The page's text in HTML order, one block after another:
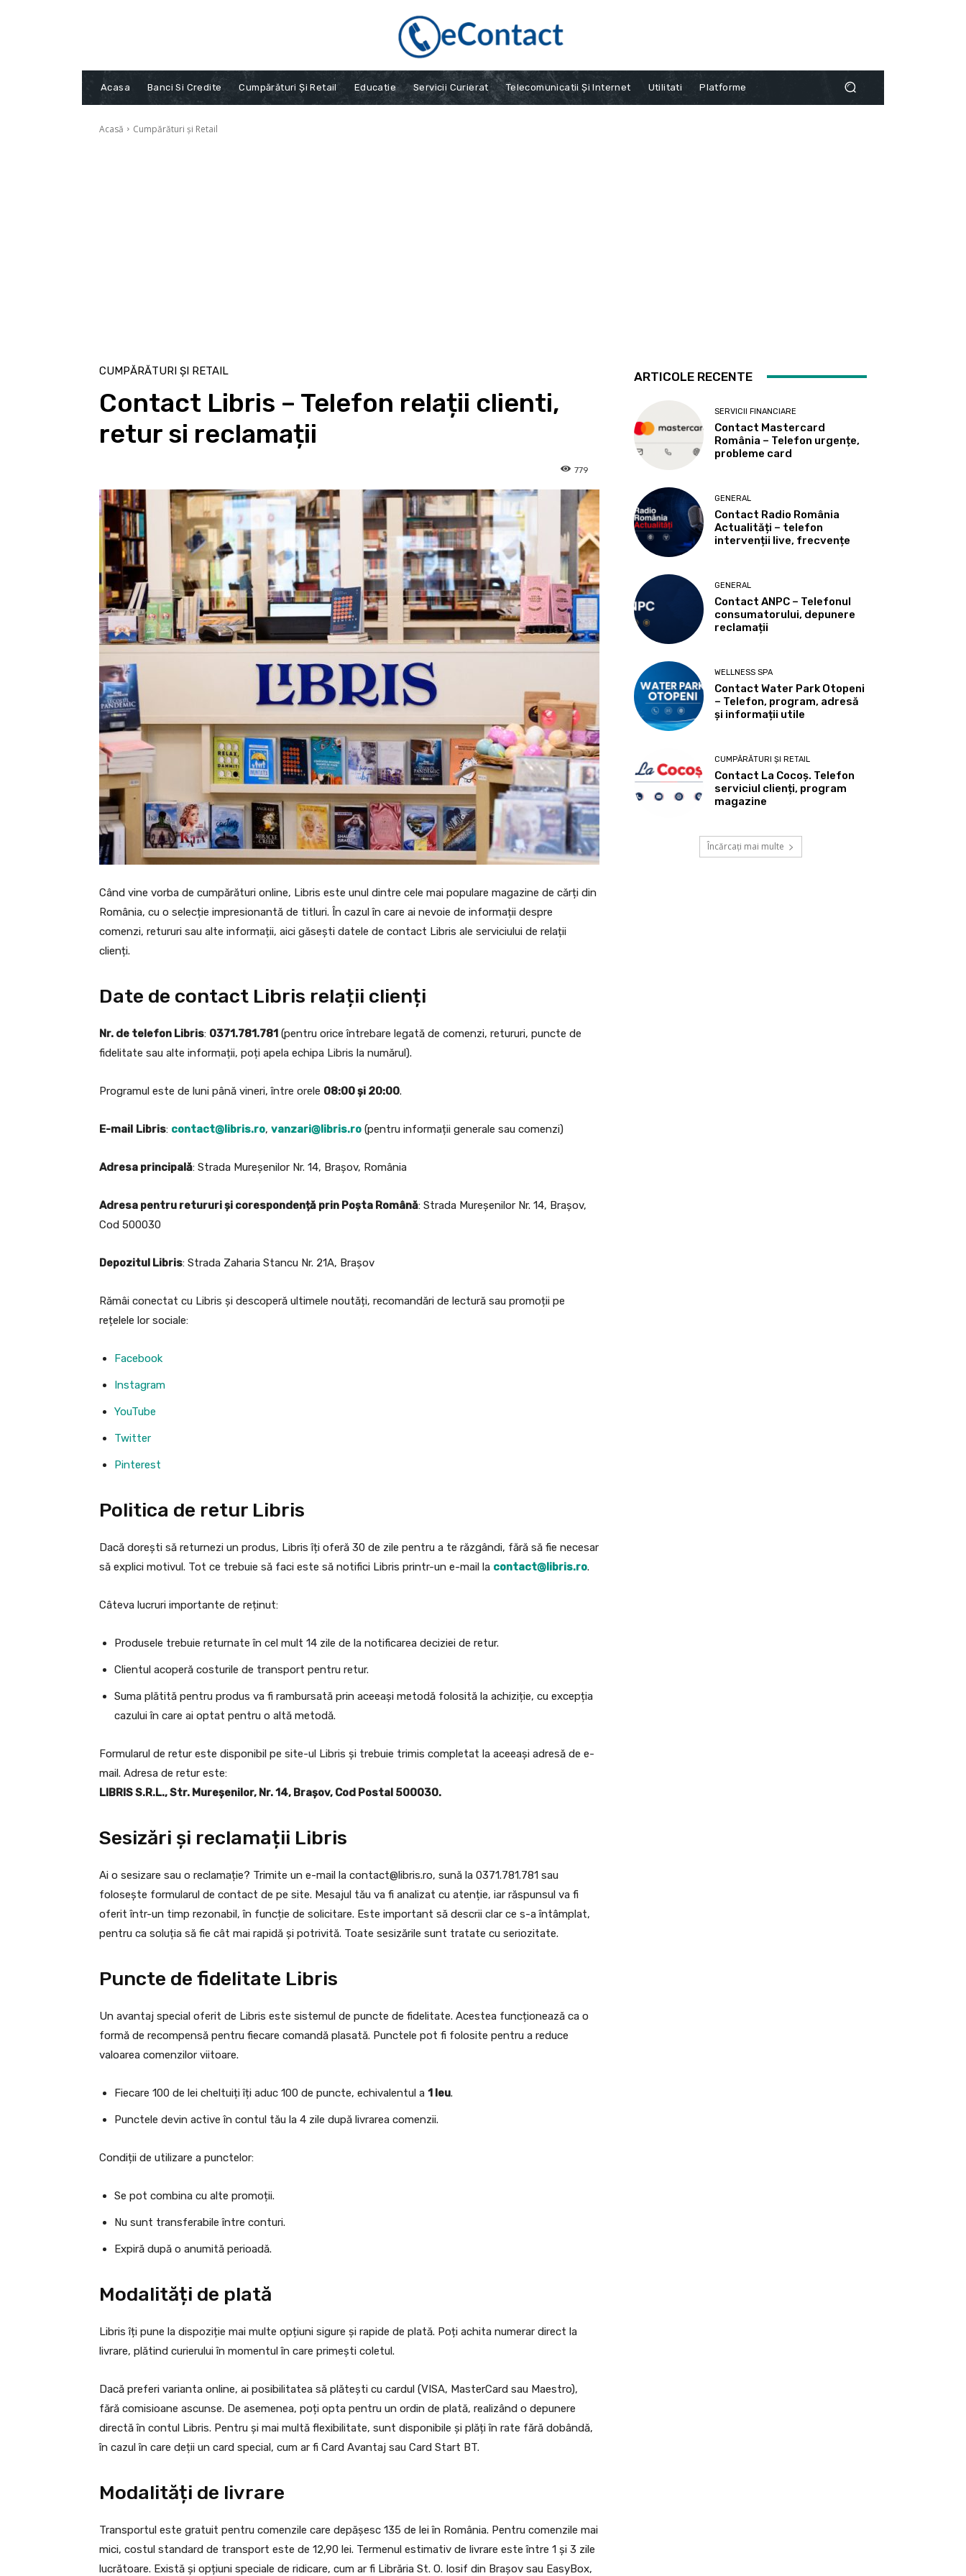
Acasa Banci Si Credite Cumpărături Și Retail Educatie Servicii Curierat Telecomunicatii Și Internet Utilitati Platforme
Acasă Cumpărături și Retail
CUMPĂRĂTURI ȘI RETAIL
Contact Libris – Telefon relații clienti,
retur si reclamații
779
Când vine vorba de cumpărături online, Libris este unul dintre cele mai populare magazine de cărți din
România, cu o selecție impresionantă de titluri. În cazul în care ai nevoie de informații despre
comenzi, retururi sau alte informații, aici găsești datele de contact Libris ale serviciului de relații
clienți.
Date de contact Libris relații clienți
Nr. de telefon Libris: 0371.781.781 (pentru orice întrebare legată de comenzi, retururi, puncte de
fidelitate sau alte informații, poți apela echipa Libris la numărul).
Programul este de luni până vineri, între orele 08:00 și 20:00.
E-mail Libris: contact@libris.ro, vanzari@libris.ro (pentru informații generale sau comenzi)
Adresa principală: Strada Mureșenilor Nr. 14, Brașov, România
Adresa pentru retururi și corespondență prin Poșta Română: Strada Mureșenilor Nr. 14, Brașov,
Cod 500030
Depozitul Libris: Strada Zaharia Stancu Nr. 21A, Brașov
Rămâi conectat cu Libris și descoperă ultimele noutăți, recomandări de lectură sau promoții pe
rețelele lor sociale:
Facebook
Instagram
YouTube
Twitter
Pinterest
Politica de retur Libris
Dacă dorești să returnezi un produs, Libris îți oferă 30 de zile pentru a te răzgândi, fără să fie necesar
să explici motivul. Tot ce trebuie să faci este să notifici Libris printr-un e-mail la contact@libris.ro.
Câteva lucruri importante de reținut:
Produsele trebuie returnate în cel mult 14 zile de la notificarea deciziei de retur.
Clientul acoperă costurile de transport pentru retur.
Suma plătită pentru produs va fi rambursată prin aceeași metodă folosită la achiziție, cu excepția
cazului în care ai optat pentru o altă metodă.
Formularul de retur este disponibil pe site-ul Libris și trebuie trimis completat la aceeași adresă de e-
mail. Adresa de retur este:
LIBRIS S.R.L., Str. Mureșenilor, Nr. 14, Brașov, Cod Postal 500030.
Sesizări și reclamații Libris
Ai o sesizare sau o reclamație? Trimite un e-mail la contact@libris.ro, sună la 0371.781.781 sau
folosește formularul de contact de pe site. Mesajul tău va fi analizat cu atenție, iar răspunsul va fi
oferit într-un timp rezonabil, în funcție de solicitare. Este important să descrii clar ce s-a întâmplat,
pentru ca soluția să fie cât mai rapidă și potrivită. Toate sesizările sunt tratate cu seriozitate.
Puncte de fidelitate Libris
Un avantaj special oferit de Libris este sistemul de puncte de fidelitate. Acestea funcționează ca o
formă de recompensă pentru fiecare comandă plasată. Punctele pot fi folosite pentru a reduce
valoarea comenzilor viitoare.
Fiecare 100 de lei cheltuiți îți aduc 100 de puncte, echivalentul a 1 leu.
Punctele devin active în contul tău la 4 zile după livrarea comenzii.
Condiții de utilizare a punctelor:
Se pot combina cu alte promoții.
Nu sunt transferabile între conturi.
Expiră după o anumită perioadă.
Modalități de plată
Libris îți pune la dispoziție mai multe opțiuni sigure și rapide de plată. Poți achita numerar direct la
livrare, plătind curierului în momentul în care primești coletul.
Dacă preferi varianta online, ai posibilitatea să plătești cu cardul (VISA, MasterCard sau Maestro),
fără comisioane ascunse. De asemenea, poți opta pentru un ordin de plată, realizând o depunere
directă în contul Libris. Pentru și mai multă flexibilitate, sunt disponibile și plăți în rate fără dobândă,
în cazul în care deții un card special, cum ar fi Card Avantaj sau Card Start BT.
Modalități de livrare
Transportul este gratuit pentru comenzile care depășesc 135 de lei în România. Pentru comenzile mai
mici, costul standard de transport este de 12,90 lei. Termenul estimativ de livrare este între 1 și 3 zile
lucrătoare. Există și opțiuni speciale de ridicare, cum ar fi Librăria St. O. Iosif din Brașov sau EasyBox,
ARTICOLE RECENTE
SERVICII FINANCIARE
Contact Mastercard
România – Telefon urgențe,
probleme card
GENERAL
Contact Radio România
Actualități – telefon
intervenții live, frecvențe
GENERAL
Contact ANPC – Telefonul
consumatorului, depunere
reclamații
WELLNESS SPA
Contact Water Park Otopeni
– Telefon, program, adresă
și informații utile
CUMPĂRĂTURI ȘI RETAIL
Contact La Cocoș. Telefon
serviciul clienți, program
magazine
Încărcați mai multe